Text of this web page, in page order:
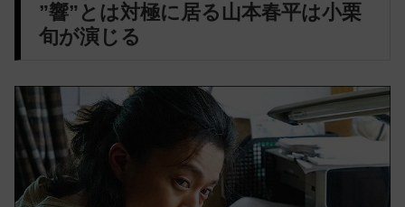
”響”とは対極に居る山本春平は小栗
旬が演じる